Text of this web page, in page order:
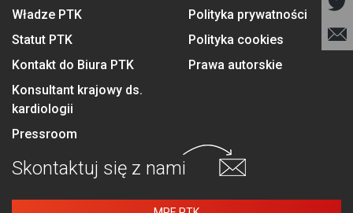
Władze PTK
Statut PTK
Kontakt do Biura PTK
Konsultant krajowy ds.
kardiologii
Pressroom
Polityka prywatności
Polityka cookies
Prawa autorskie
Skontaktuj się z nami